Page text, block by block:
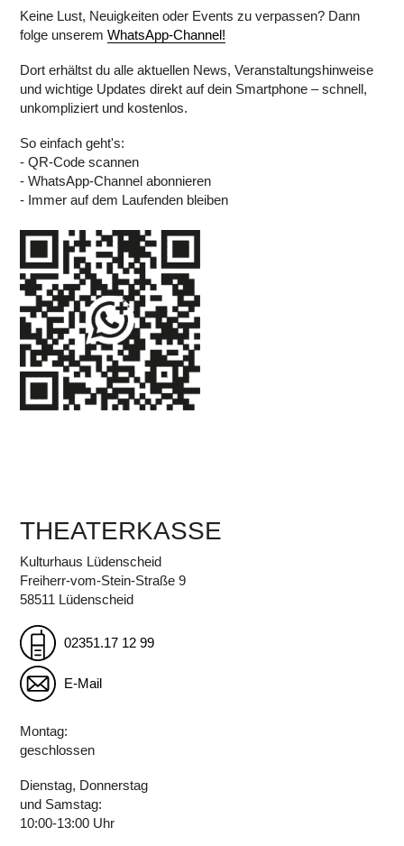
Keine Lust, Neuigkeiten oder Events zu verpassen? Dann
folge unserem WhatsApp-Channel!
Dort erhältst du alle aktuellen News, Veranstaltungshinweise
und wichtige Updates direkt auf dein Smartphone – schnell,
unkompliziert und kostenlos.
So einfach geht's:
- QR-Code scannen
- WhatsApp-Channel abonnieren
- Immer auf dem Laufenden bleiben
THEATERKASSE
Kulturhaus Lüdenscheid
Freiherr-vom-Stein-Straße 9
58511 Lüdenscheid
02351.17 12 99
E-Mail
Montag:
geschlossen
Dienstag, Donnerstag
und Samstag:
10:00-13:00 Uhr